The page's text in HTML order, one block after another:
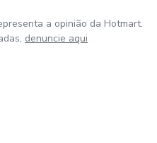
a opinião da Hotmart.
denuncie aqui